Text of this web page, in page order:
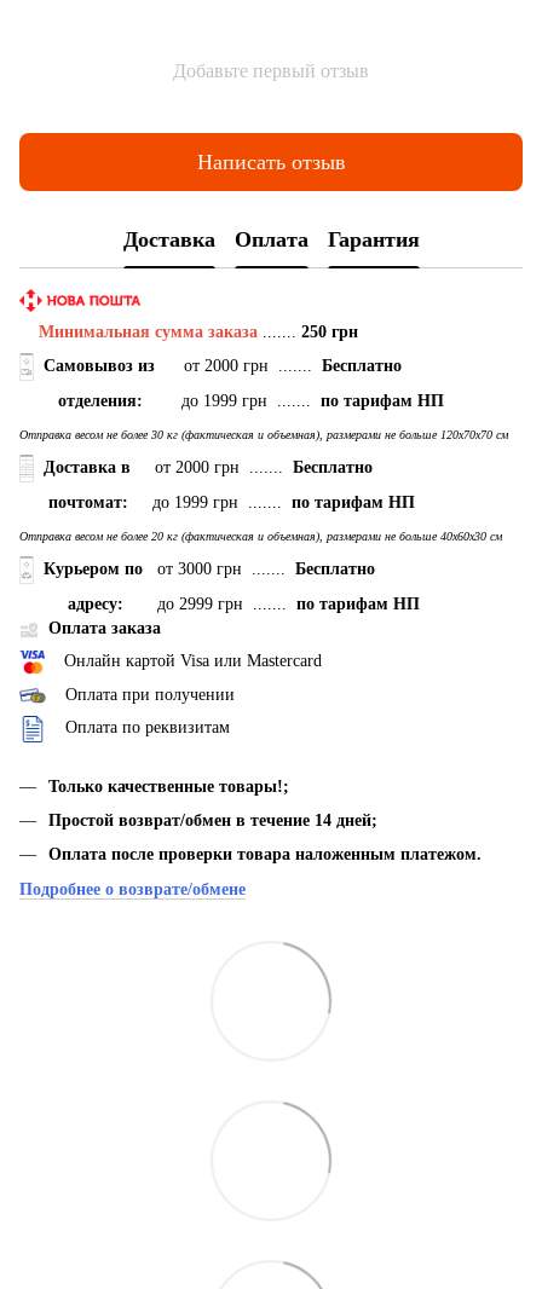
Добавьте первый отзыв
Написать отзыв
Доставка Оплата Гарантия
Минимальная сумма заказа ....... 250 грн
Самовывоз из от 2000 грн ....... Бесплатно
отделения: до 1999 грн ....... по тарифам НП
Отправка весом не более 30 кг (фактическая и объемная), размерами не больше 120х70х70 см
Доставка в от 2000 грн ....... Бесплатно
почтомат: до 1999 грн ....... по тарифам НП
Отправка весом не более 20 кг (фактическая и объемная), размерами не больше 40х60х30 см
Курьером по от 3000 грн ....... Бесплатно
адресу: до 2999 грн ....... по тарифам НП
Оплата заказа
Онлайн картой Visa или Mastercard
Оплата при получении
Оплата по реквизитам
Только качественные товары!;
Простой возврат/обмен в течение 14 дней;
Оплата после проверки товара наложенным платежом.
Подробнее о возврате/обмене